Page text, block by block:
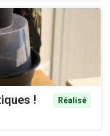
!
Réalisé